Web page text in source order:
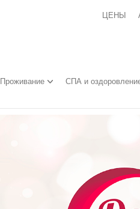
ЦЕНЫ
Проживание СПА и